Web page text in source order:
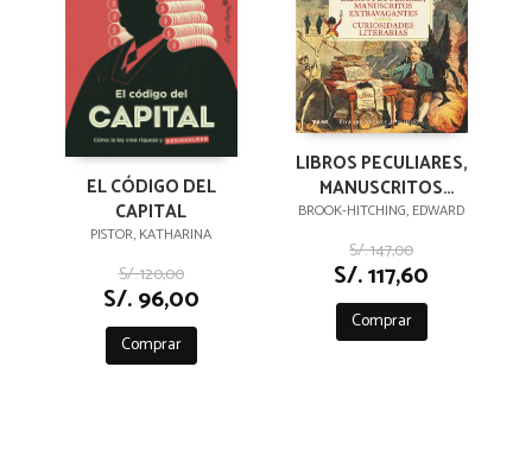
EL CÓDIGO DEL
CAPITAL
PISTOR, KATHARINA
S/. 120,00
S/. 96,00
Comprar
LIBROS PECULIARES,
MANUSCRITOS
EXTRAVAGANTES Y
OTRAS
CURIOSIDADES
LITERARIAS
BROOK-HITCHING, EDWARD
S/. 147,00
S/. 117,60
Comprar